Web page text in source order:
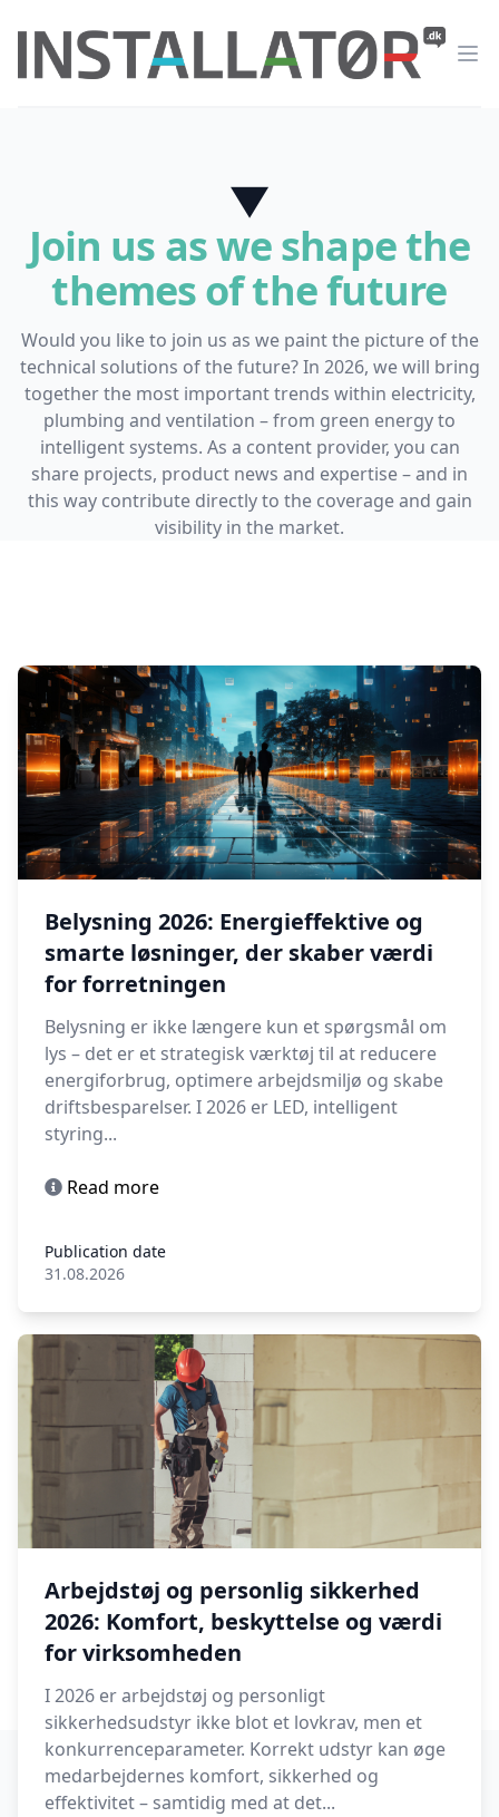
▼
Join us as we shape the
themes of the future
Would you like to join us as we paint the picture of the
technical solutions of the future? In 2026, we will bring
together the most important trends within electricity,
plumbing and ventilation – from green energy to
intelligent systems. As a content provider, you can
share projects, product news and expertise – and in
this way contribute directly to the coverage and gain
visibility in the market.
Belysning 2026: Energieffektive og
smarte løsninger, der skaber værdi
for forretningen
Belysning er ikke længere kun et spørgsmål om
lys – det er et strategisk værktøj til at reducere
energiforbrug, optimere arbejdsmiljø og skabe
driftsbesparelser. I 2026 er LED, intelligent
styring...
Read more
Publication date
31.08.2026
Arbejdstøj og personlig sikkerhed
2026: Komfort, beskyttelse og værdi
for virksomheden
I 2026 er arbejdstøj og personligt
sikkerhedsudstyr ikke blot et lovkrav, men et
konkurrenceparameter. Korrekt udstyr kan øge
medarbejdernes komfort, sikkerhed og
effektivitet – samtidig med at det...